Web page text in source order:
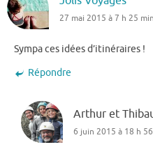
27 mai 2015 à 7 h 25 min
Sympa ces idées d’itinéraires !
Répondre
Arthur et
6 juin 2015 à 18 h